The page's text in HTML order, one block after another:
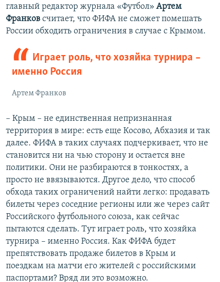
главный редактор журнала «Футбол» Артем
Франков считает, что ФИФА не сможет помешать
России обходить ограничения в случае с Крымом.
Играет роль, что хозяйка турнира –
именно Россия
Артем Франков
– Крым – не единственная непризнанная
территория в мире: есть еще Косово, Абхазия и так
далее. ФИФА в таких случаях подчеркивает, что не
становится ни на чью сторону и остается вне
политики. Они не разбираются в тонкостях, а
просто не ввязываются. Другое дело, что способ
обхода таких ограничений найти легко: продавать
билеты через соседние регионы или же через сайт
Российского футбольного союза, как сейчас
пытаются сделать. Тут играет роль, что хозяйка
турнира – именно Россия. Как ФИФА будет
препятствовать продаже билетов в Крым и
поездкам на матчи его жителей с российскими
паспортами? Вряд ли это возможно.